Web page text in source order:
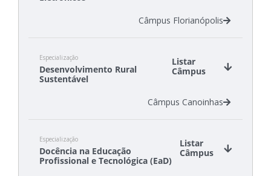
Câmpus Florianópolis
Especialização
Desenvolvimento Rural
Sustentável
Listar
Câmpus
Câmpus Canoinhas
Especialização
Docência na Educação
Profissional e Tecnológica (EaD)
Listar
Câmpus